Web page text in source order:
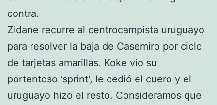
contra.
Zidane recurre al centrocampista uruguayo
para resolver la baja de Casemiro por ciclo
de tarjetas amarillas. Koke vio su
portentoso ‘sprint’, le cedió el cuero y el
uruguayo hizo el resto. Consideramos que